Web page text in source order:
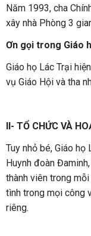
Năm 1993, cha
xây nhà Phòng 3
Ơn gọi trong Giáo
Giáo họ Lác Trại
vụ Giáo Hội và tha
II- TỔ CHỨC VÀ
Tuy nhỏ bé, Giáo
Huynh đoàn
thành viên trong
tình trong mọi công
riêng.